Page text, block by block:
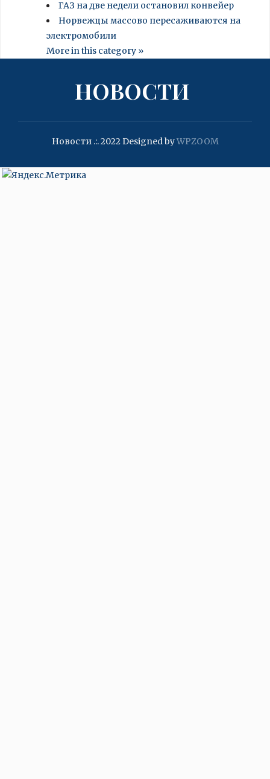
ГАЗ на две недели остановил конвейер
Норвежцы массово пересаживаются на
электромобили
More in this category »
НОВОСТИ
Новости .:. 2022Designed byWPZOOM